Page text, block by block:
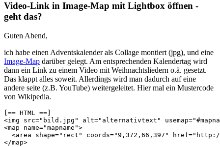
Video-Link in Image-Map mit Lightbox öffnen -
geht das?
Guten Abend,
ich habe einen Adventskalender als Collage montiert (jpg), und eine
Image-Map darüber gelegt. Am entsprechenden Kalendertag wird
dann ein Link zu einem Video mit Weihnachtsliedern o.ä. gesetzt.
Das klappt alles soweit. Allerdings wird man dadurch auf eine
andere seite (z.B. YouTube) weitergeleitet. Hier mal ein Mustercode
von Wikipedia.
[== HTML ==]
<img src="bild.jpg" alt="alternativtext"
<map name="mapname">
<area shape="rect" coords="9,372,66,397"
</map>